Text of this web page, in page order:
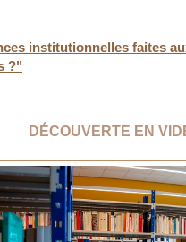
institutionnelles faites
?"
DÉCOUVERTE EN